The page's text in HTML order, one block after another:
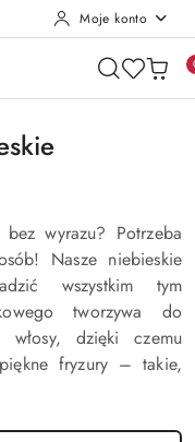
Moje konto
wyrazu? Potrzeba
Nasze niebieskie
wszystkim tym
tworzywa do
włosy, dzięki czemu
fryzury – takie,